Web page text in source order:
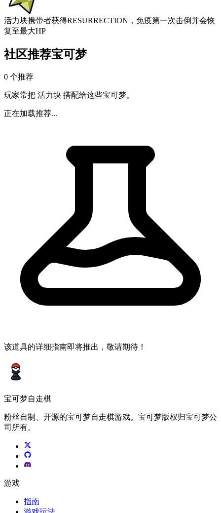
活力块携带者获得RESURRECTION，免疫第一次击倒并会恢
复至最大HP
社区推荐宝可梦
0 个推荐
玩家常把 活力块 搭配给这些宝可梦。
正在加载推荐...
该道具的详细指南即将推出，敬请期待！
宝可梦自走棋
粉丝自制、开源的宝可梦自走棋游戏。宝可梦版权归宝可梦公
司所有。
游戏
指南